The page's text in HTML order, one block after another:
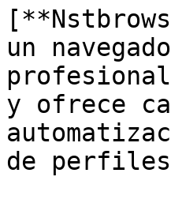
un
y ofrece
de